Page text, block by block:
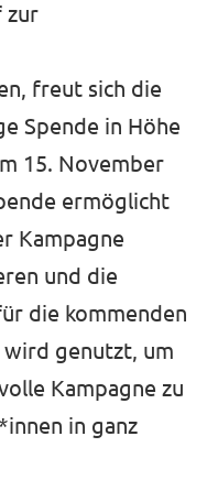
zur
freut sich die
Spende in Höhe
15. November
ermöglicht
Kampagne
und die
die kommenden
genutzt, um
Kampagne zu
in ganz